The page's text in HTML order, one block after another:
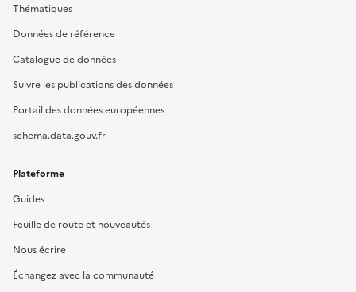
Thématiques
Données de référence
Catalogue de données
Suivre les publications des données
Portail des données européennes
schema.data.gouv.fr
Plateforme
Guides
Feuille de route et nouveautés
Nous écrire
Échangez avec la communauté